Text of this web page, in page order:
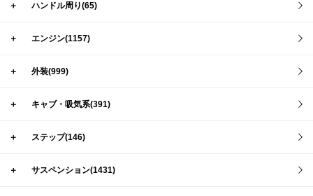
＋ ハンドル周り(65)
＋ エンジン(1157)
＋ 外装(999)
＋ キャブ・吸気系(391)
＋ ステップ(146)
＋ サスペンション(1431)